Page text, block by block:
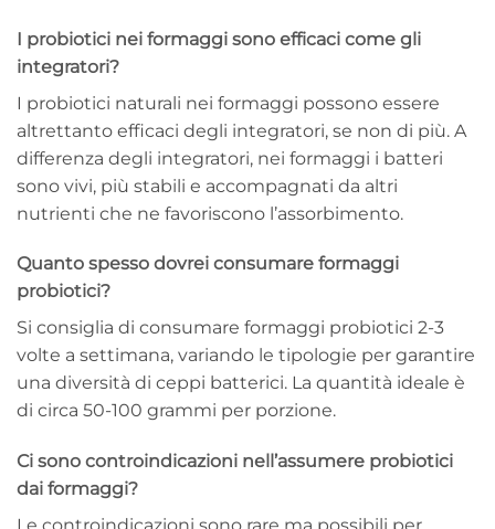
I probiotici nei formaggi sono efficaci come gli
integratori?
I probiotici naturali nei formaggi possono essere
altrettanto efficaci degli integratori, se non di più. A
differenza degli integratori, nei formaggi i batteri
sono vivi, più stabili e accompagnati da altri
nutrienti che ne favoriscono l’assorbimento.
Quanto spesso dovrei consumare formaggi
probiotici?
Si consiglia di consumare formaggi probiotici 2-3
volte a settimana, variando le tipologie per garantire
una diversità di ceppi batterici. La quantità ideale è
di circa 50-100 grammi per porzione.
Ci sono controindicazioni nell’assumere probiotici
dai formaggi?